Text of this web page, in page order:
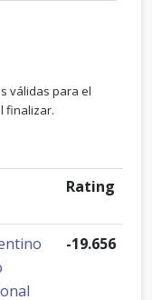
válidas para el
finalizar.
Rating
-19.656